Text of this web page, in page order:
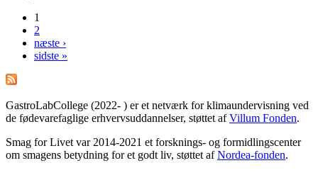
Sider
1
2
næste ›
sidste »
GastroLabCollege (2022- ) er et netværk for klimaundervisning ved
de fødevarefaglige erhvervsuddannelser, støttet afVillum Fonden.
Smag for Livet var 2014-2021 et forsknings- og formidlingscenter
om smagens betydning for et godt liv, støttet afNordea-fonden.